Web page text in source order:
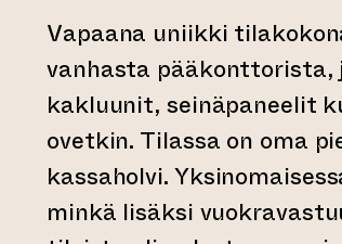
Vapaana uniikki
vanhasta pääkonttorista,
kakluunit, seinäpaneelit
ovetkin. Tilassa on oma
kassaholvi.
minkä lisäksi